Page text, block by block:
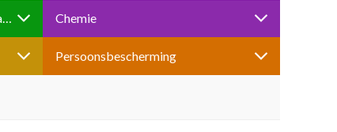
Boren-Tappen-Slijpen-Schuren-Zagen Chemie
Persoonsbescherming